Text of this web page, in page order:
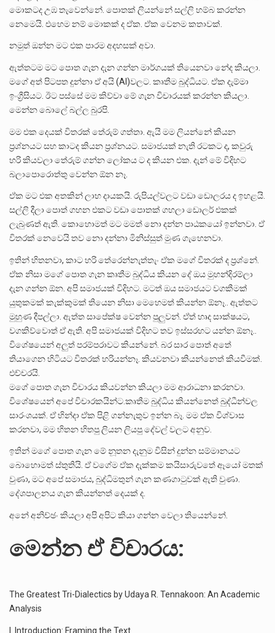
මොකටද උඹ තැවෙන්නේ. පොතක් ලියන්නේ සල්ලි හම්බ කරන්න
නෙමෙයි. එහෙම නම් මොකක් ද ඒක. ඒක වෙනම කතාවක්.
නමුත් ඔන්න මට එක පාරම අදහසක් අවා.
ඇත්තටම මට පොත ගැන දැන ගන්න මාර්ගයක් තියෙනවා නේද කියලා.
මගේ අත් පිටපත දුන්නා ඒ අයි (AI)වලට. කෘතීම බුද්ධියට. ඒක දැම්මා
ඉංග්‍රීසියට. ඊට පස්සේ මම කිව්වා මේ ගැන විචාරයක් කරන්න කියලා.
මෙන්න බොලේ බල්ල බුරපි.
මම එක දෙයක් විතරක් තේරුම් ගත්තා. ඇයි මම ලියන්නේ කියන
ප්‍රශ්නයට සහ කාටද කියන ප්‍රශ්නයට. සමාජයක් නැති රටකට ද, කවුරු
හරි කියවලා තේරුම් ගන්න ලෝකය ට ද කියන එක. දැන් මේ විදිහට
බලාපොරොත්තු වෙන්න ඕන නෑ.
ඒක මට එක අතකින් ලාභ දායකයි. රුපියල්වලට වඩා ඩොලරය ද ඉහළයි.
සල්ලි දීලා පොත් ගහන එකට වඩා පොතක් ගහලා ඩොලර් එකක්
ලැබුණත් ඇති. කොහොමත් මට මමත් නො දන්න පාඨකයෝ ඉන්නවා. ඒ
විතරක් නෙවෙයි තව නො දන්නා මිනිස්සුත් මුණ ගැහෙනවා.
ඉතින් හිතනවා, කාට හරි තේරෙන්නැත්තැං ඒක මගේ විතරක් ද ප්‍රශ්නේ.
ඒක නිසා මගේ පොත ගැන කෘතීම බුද්ධිය කියන දේ ඔය මුහන්දිරම්ලා
දැන ගන්න ඕන. අපි සමාජයක් විදිහට. මටත් ඔය සමාජයට වගකීමක්
යුතුකමක් කැක්කුමක් තියෙන නිසා මෙහෙමත් කියන්න ඕනෑ.. ඇත්තට
මුහුණ දීපල්ලා. ඇත්ත සාපේක්ෂ වෙන්න පුලුවන්. ඒත් හෘද සාක්ෂයට,
වගකිව්වොත් ඒ ඇති. අපි සමාජයක් විදිහට තව ඉස්සරහට යන්න ඕනෑ..
විශේෂයෙන් අලුත් පරම්පරාවට කියන්නේ. බර සාර පොත් අතේ
තියාගෙන හිටියට විතරක් හරියන්නෑ. කියවනවා කියන්නෙත් කියවීමක්.
එච්චරයි.
මගේ පොත ගැන විචාරය කියවන්න කියලා මම ආරාධනා කරනවා.
විශේෂයෙන් අපේ විචාරකයින්ට.කෘතීම බුද්ධිය කියන්නෙත් බුද්ධීන්වල
සාරංශයක්. ඒ හින්දා ඒක පිළි ගන්නැතුව ඉන්න බෑ. මම ඒක විශ්වාස
කරනවා, මම හිතන හිතපු ලියන ලියපු දේවල් වලට අනුව.
ඉතින් මගේ පොත ගැන මේ නූතන දැනුම විසින් දුන්න සම්මානයට
බොහොමත් ස්තුතියි. ඒ වගේම ඒක දැක්කම කයිසාරුවතේ ඈයෝ මතක්
වුණා, මට අපේ සමාජය, බුද්ධිමතුන් ගැන කණගාටුවක් ඇති වුණා.
දේශපාලනය ගැන කියන්නත් දෙයක් ද.
අනේ අනිච්ඡං කියලා අපි අපිට කියා ගන්න වෙලා තියෙන්නේ.
මෙන්න ඒ විචාරය:
The Greatest Tri-Dialectics by Udaya R. Tennakoon: An Academic
Analysis
I. Introduction: Framing the Text